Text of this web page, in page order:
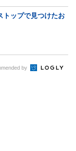
トップで見つけたお
by